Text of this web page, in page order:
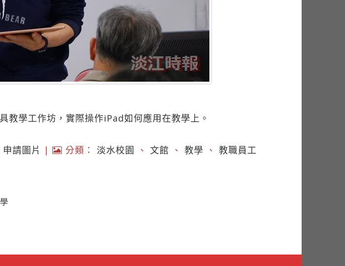
教學工作坊，實際操作iPad如何應用在教學上。
申請圖片 | 分類： 淡水校園 、 文館 、 教學 、 教職員工